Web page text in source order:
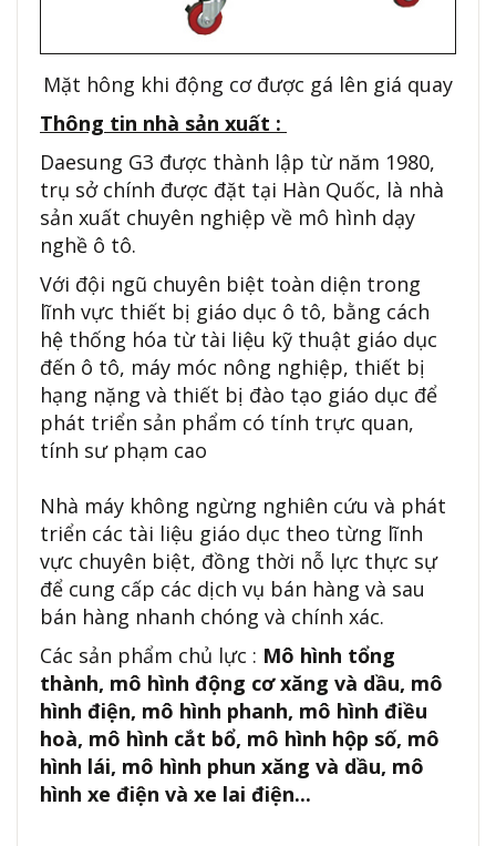
Mặt hông khi động cơ được gá lên giá quay
Thông tin nhà sản xuất :
Daesung G3 được thành lập từ năm 1980,
trụ sở chính được đặt tại Hàn Quốc, là nhà
sản xuất chuyên nghiệp về mô hình dạy
nghề ô tô.
Với đội ngũ chuyên biệt toàn diện trong
lĩnh vực thiết bị giáo dục ô tô, bằng cách
hệ thống hóa từ tài liệu kỹ thuật giáo dục
đến ô tô, máy móc nông nghiệp, thiết bị
hạng nặng và thiết bị đào tạo giáo dục để
phát triển sản phẩm có tính trực quan,
tính sư phạm cao
Nhà máy không ngừng nghiên cứu và phát
triển các tài liệu giáo dục theo từng lĩnh
vực chuyên biệt, đồng thời nỗ lực thực sự
để cung cấp các dịch vụ bán hàng và sau
bán hàng nhanh chóng và chính xác.
Các sản phẩm chủ lực : Mô hình tổng
thành, mô hình động cơ xăng và dầu, mô
hình điện, mô hình phanh, mô hình điều
hoà, mô hình cắt bổ, mô hình hộp số, mô
hình lái, mô hình phun xăng và dầu, mô
hình xe điện và xe lai điện...